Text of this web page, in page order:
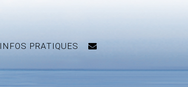
INFOS PRATIQUES